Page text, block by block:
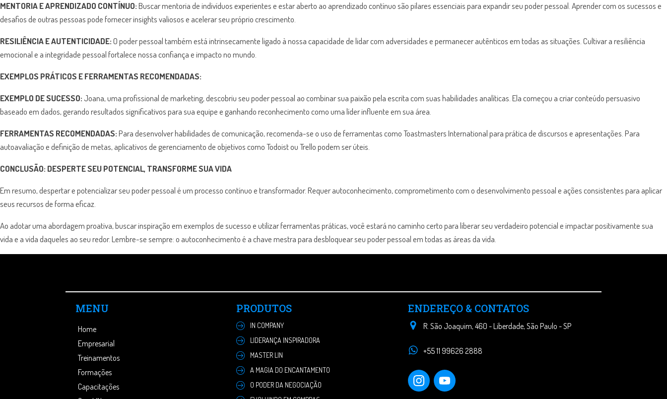
MENTORIA E APRENDIZADO CONTÍNUO:Buscar mentoria de indivíduos experientes e estar aberto ao aprendizado contínuo são pilares essenciais para expandir seu poder pessoal. Aprender com os sucessos e
desafios de outras pessoas pode fornecer insights valiosos e acelerar seu próprio crescimento.
RESILIÊNCIA E AUTENTICIDADE:O poder pessoal também está intrinsecamente ligado à nossa capacidade de lidar com adversidades e permanecer autênticos em todas as situações. Cultivar a resiliência
emocional e a integridade pessoal fortalece nossa confiança e impacto no mundo.
EXEMPLOS PRÁTICOS E FERRAMENTAS RECOMENDADAS:
EXEMPLO DE SUCESSO: Joana, uma profissional de marketing, descobriu seu poder pessoal ao combinar sua paixão pela escrita com suas habilidades analíticas. Ela começou a criar conteúdo persuasivo
baseado em dados, gerando resultados significativos para sua equipe e ganhando reconhecimento como uma líder influente em sua área.
FERRAMENTAS RECOMENDADAS:Para desenvolver habilidades de comunicação, recomenda-se o uso de ferramentas como Toastmasters International para prática de discursos e apresentações. Para
autoavaliação e definição de metas, aplicativos de gerenciamento de objetivos como Todoist ou Trello podem ser úteis.
CONCLUSÃO: DESPERTE SEU POTENCIAL, TRANSFORME SUA VIDA
Em resumo, despertar e potencializar seu poder pessoal é um processo contínuo e transformador. Requer autoconhecimento, comprometimento com o desenvolvimento pessoal e ações consistentes para aplicar
seus recursos de forma eficaz.
Ao adotar uma abordagem proativa, buscar inspiração em exemplos de sucesso e utilizar ferramentas práticas, você estará no caminho certo para liberar seu verdadeiro potencial e impactar positivamente sua
vida e a vida daqueles ao seu redor. Lembre-se sempre: o autoconhecimento é a chave mestra para desbloquear seu poder pessoal em todas as áreas da vida.
MENU
Home
Empresarial
Treinamentos
Formações
Capacitações
PRODUTOS
IN COMPANY
LIDERANÇA INSPIRADORA
MASTER LIN
A MAGIA DO ENCANTAMENTO
O PODER DA NEGOCIAÇÃO
ENDEREÇO & CONTATOS
R. São Joaquim, 460 - Liberdade, São Paulo - SP
+55 11 99626 2888